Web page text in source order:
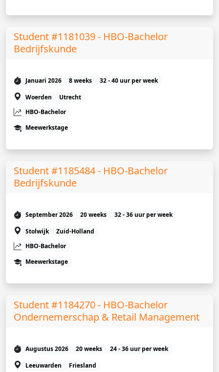
Student #1181039 - HBO-Bachelor
Bedrijfskunde
Januari 2026 8 weeks
32 - 40 uur per week
Woerden
Utrecht
HBO-Bachelor
Meewerkstage
Student #1185484 - HBO-Bachelor
Bedrijfskunde
September 2026 20 weeks
32 - 36 uur per week
Stolwijk
Zuid-Holland
HBO-Bachelor
Meewerkstage
Student #1184270 - HBO-Bachelor
Ondernemerschap & Retail Management
Augustus 2026 20 weeks
24 - 36 uur per week
Leeuwarden
Friesland